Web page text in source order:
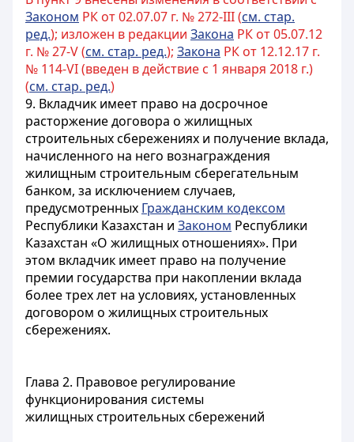
Законом РК от 02.07.07 г. № 272-III (см. стар.
ред.); изложен в редакции Закона РК от 05.07.12
г. № 27-V (см. стар. ред.); Закона РК от 12.12.17 г.
№ 114-VI (введен в действие с 1 января 2018 г.)
(см. стар. ред.)
9. Вкладчик имеет право на досрочное
расторжение договора о жилищных
строительных сбережениях и получение вклада,
начисленного на него вознаграждения
жилищным строительным сберегательным
банком, за исключением случаев,
предусмотренных Гражданским кодексом
Республики Казахстан и Законом Республики
Казахстан «О жилищных отношениях». При
этом вкладчик имеет право на получение
премии государства при накоплении вклада
более трех лет на условиях, установленных
договором о жилищных строительных
сбережениях.
Глава 2. Правовое регулирование
функционирования системы
жилищных строительных сбережений